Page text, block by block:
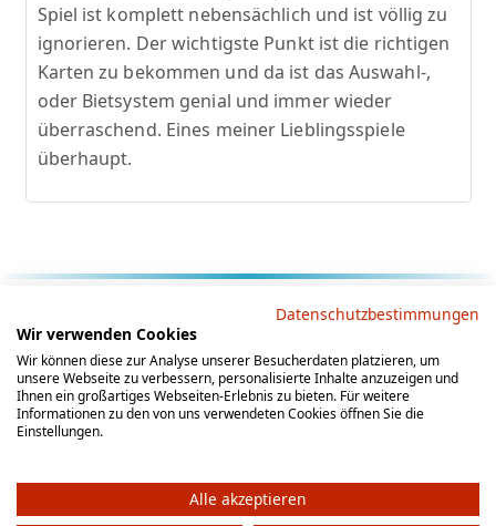
Spiel ist komplett nebensächlich und ist völlig zu
ignorieren. Der wichtigste Punkt ist die richtigen
Karten zu bekommen und da ist das Auswahl-,
oder Bietsystem genial und immer wieder
überraschend. Eines meiner Lieblingsspiele
überhaupt.
AGB Datenschutz
Impressum
Social Media
Datenschutzbestimmungen
Wir verwenden Cookies
Wir können diese zur Analyse unserer Besucherdaten platzieren, um
unsere Webseite zu verbessern, personalisierte Inhalte anzuzeigen und
Ihnen ein großartiges Webseiten-Erlebnis zu bieten. Für weitere
Informationen zu den von uns verwendeten Cookies öffnen Sie die
Einstellungen.
Alle akzeptieren